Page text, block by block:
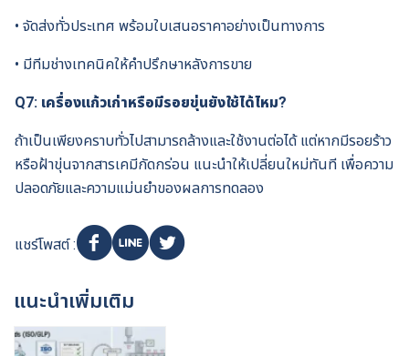
• จัดส่งทั่วประเทศ พร้อมใบเสนอราคาอย่างเป็นทางการ
• มีทีมช่างเทคนิคให้คำปรึกษาหลังการขาย
Q7: เครื่องแก้วเก่าหรือมีรอยขุ่นยังใช้ได้ไหม?
ถ้าเป็นเพียงคราบทั่วไปสามารถล้างและใช้งานต่อได้ แต่หากมีรอยร้าว
หรือฝ้าขุ่นจากสารเคมีกัดกร่อน แนะนำให้เปลี่ยนใหม่ทันที เพื่อความ
ปลอดภัยและความแม่นยำของผลการทดลอง
แชร์โพสต์ :
แนะนำเพิ่มเติม